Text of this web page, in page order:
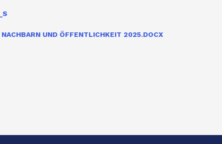
UND ÖFFENTLICHKEIT 2025.DOCX